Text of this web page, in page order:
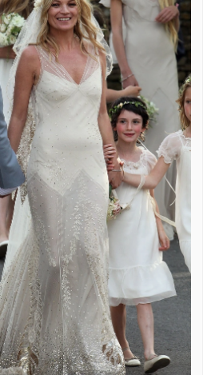
ЗА НАС
Условия за
ползване
За нас
Реклама
Политика за